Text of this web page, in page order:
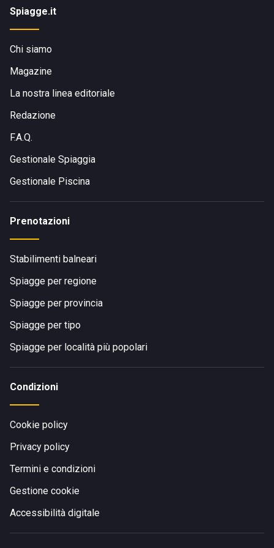
Spiagge.it
Chi siamo
Magazine
La nostra linea editoriale
Redazione
F.A.Q.
Gestionale Spiaggia
Gestionale Piscina
Prenotazioni
Stabilimenti balneari
Spiagge per regione
Spiagge per provincia
Spiagge per tipo
Spiagge per località più popolari
Condizioni
Cookie policy
Privacy policy
Termini e condizioni
Gestione cookie
Accessibilità digitale